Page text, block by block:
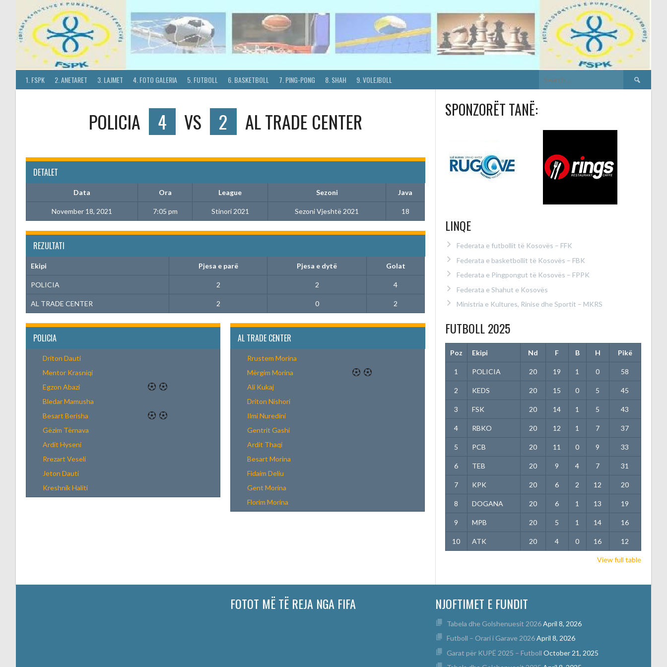
content
1. FSPK 2. ANETARET 3. LAJMET 4. FOTO GALERIA 5. FUTBOLL 6. BASKETBOLL 7. PING-PONG 8. SHAH 9. VOLEJBOLL
Search
for:
POLICIA 4 VS 2 AL TRADE CENTER
DETALET
Data Ora League Sezoni Java
November 18, 2021 7:05 pm Stinori 2021 Sezoni Vjeshtë 2021 18
REZULTATI
Ekipi Pjesa e parë Pjesa e dytë Golat
POLICIA 2 2 4
AL TRADE CENTER 2 0 2
POLICIA
Driton Dauti
Mentor Krasniqi
Egzon Abazi
Bledar Mamusha
Besart Berisha
Gëzim Tërnava
Ardit Hyseni
Rrezart Veseli
Jeton Dauti
Kreshnik Haliti
AL TRADE CENTER
Rrustem Morina
Mërgim Morina
Ali Kukaj
Driton Nishori
Ilmi Nuredini
Gentrit Gashi
Ardit Thaqi
Besart Morina
Fidaim Deliu
Gent Morina
Florim Morina
SPONZORËT TANË:
LINQE
Federata e futbollit të Kosovës – FFK
Federata e basketbollit të Kosovës – FBK
Federata e Pingpongut të Kosovës – FPPK
Federata e Shahut e Kosovës
Ministria e Kultures, Rinise dhe Sportit – MKRS
FUTBOLL 2025
Poz Ekipi Nd F B H Pikë
1 POLICIA 20 19 1 0 58
2 KEDS 20 15 0 5 45
3 FSK 20 14 1 5 43
4 RBKO 20 12 1 7 37
5 PCB 20 11 0 9 33
6 TEB 20 9 4 7 31
7 KPK 20 6 2 12 20
8 DOGANA 20 6 1 13 19
9 MPB 20 5 1 14 16
10 ATK 20 4 0 16 12
View full table
FOTOT MË TË REJA NGA FIFA NJOFTIMET E FUNDIT
Tabela dhe Golshenuesit 2026 April 8, 2026
Futboll – Orari i Garave 2026 April 8, 2026
Garat për KUPË 2025 – Futboll October 21, 2025